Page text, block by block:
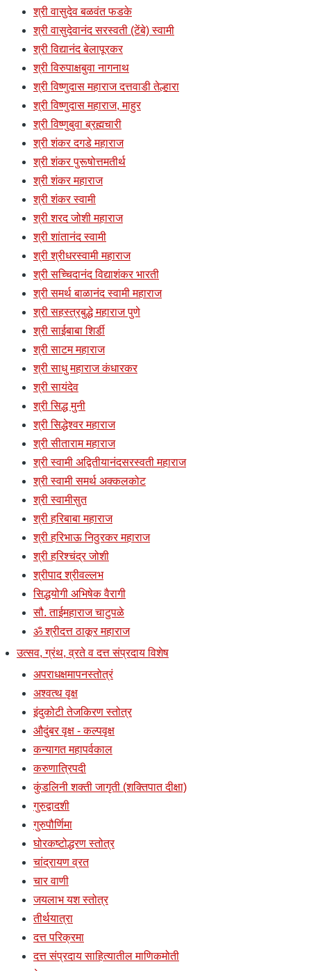
श्री वासुदेव बळवंत फडके
श्री वासुदेवानंद सरस्वती (टेंबे) स्वामी
श्री विद्यानंद बेलापूरकर
श्री विरुपाक्षबुवा नागनाथ
श्री विष्णुदास महाराज दत्तवाडी तेल्हारा
श्री विष्णुदास महाराज, माहुर
श्री विष्णुबुवा ब्रह्मचारी
श्री शंकर दगडे महाराज
श्री शंकर पुरूषोत्तमतीर्थ
श्री शंकर महाराज
श्री शंकर स्वामी
श्री शरद जोशी महाराज
श्री शांतानंद स्वामी
श्री श्रीधरस्वामी महाराज
श्री सच्चिदानंद विद्याशंकर भारती
श्री समर्थ बाळानंद स्वामी महाराज
श्री सहस्त्रबुद्धे महाराज पुणे
श्री साईबाबा शिर्डी
श्री साटम महाराज
श्री साधु महाराज कंधारकर
श्री सायंदेव
श्री सिद्ध मुनी
श्री सिद्धेश्वर महाराज
श्री सीताराम महाराज
श्री स्वामी अद्वितीयानंदसरस्वती महाराज
श्री स्वामी समर्थ अक्कलकोट
श्री स्वामीसुत
श्री हरिबाबा महाराज
श्री हरिभाऊ निठुरकर महाराज
श्री हरिश्चंद्र जोशी
श्रीपाद श्रीवल्लभ
सिद्धयोगी अभिषेक वैरागी
सौ. ताईमहाराज चाटुपळे
ॐ श्रीदत्त ठाकूर महाराज
उत्सव, ग्रंथ, व्रते व दत्त संप्रदाय विशेष
अपराधक्षमापनस्तोत्रं
अश्वत्थ वृक्ष
इंदुकोटी तेजकिरण स्तोत्र
औदुंबर वृक्ष - कल्पवृक्ष
कन्यागत महापर्वकाल
करुणात्रिपदी
कुंडलिनी शक्ती जागृती (शक्तिपात दीक्षा)
गुरुद्वादशी
गुरुपौर्णिमा
घोरकष्टोद्धरण स्तोत्र
चांद्रायण व्रत
चार वाणी
जयलाभ यश स्तोत्र
तीर्थयात्रा
दत्त परिक्रमा
दत्त संप्रदाय साहित्यातील माणिकमोती